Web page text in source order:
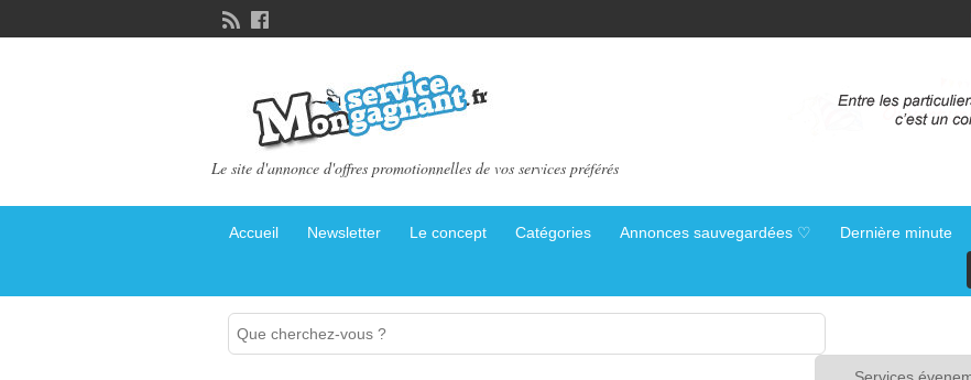
Le site d'annonce d'offres promotionnelles de vos services préférés
Accueil Newsletter Le concept Catégories Annonces sauvegardées ♡ Dernière minute